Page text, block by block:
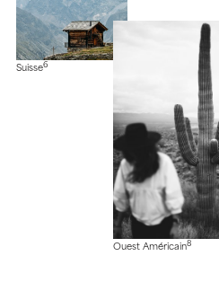
Suisse6
Ouest Américain8